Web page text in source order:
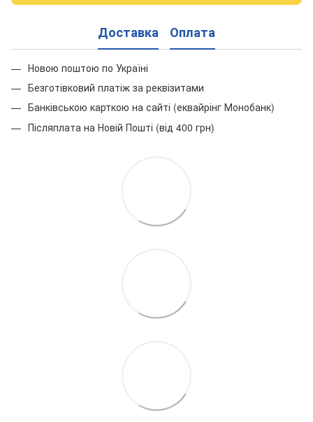
Доставка Оплата
Новою поштою по Україні
Безготівковий платіж за реквізитами
Банківською карткою на сайті (еквайрінг Монобанк)
Післяплата на Новій Пошті (від 400 грн)